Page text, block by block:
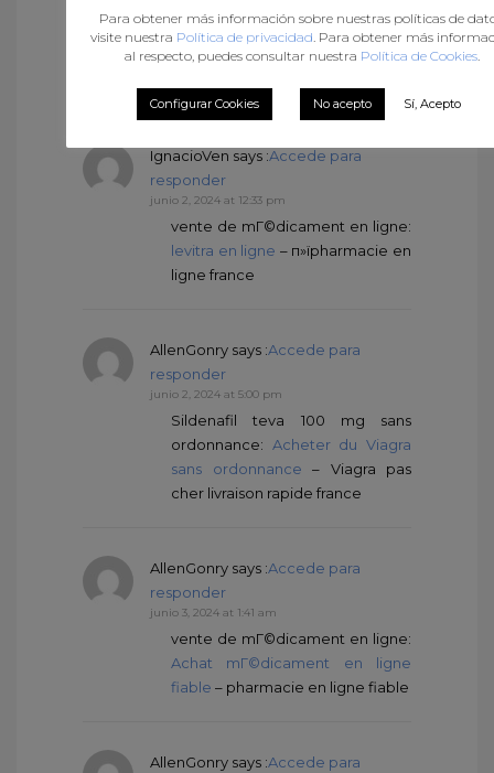
поступление в университет или
старт успешной карьеры.
IgnacioVen says :Accede para
responder
junio 2, 2024 at 12:33 pm
vente de mГ©dicament en ligne:
levitra en ligne – п»їpharmacie en
ligne france
AllenGonry says :Accede para
responder
junio 2, 2024 at 5:00 pm
Sildenafil teva 100 mg sans
ordonnance: Acheter du Viagra
sans ordonnance – Viagra pas
cher livraison rapide france
AllenGonry says :Accede para
responder
junio 3, 2024 at 1:41 am
vente de mГ©dicament en ligne:
Achat mГ©dicament en ligne
fiable – pharmacie en ligne fiable
AllenGonry says :Accede para
Para obtener más información sobre nuestras políticas de
visite nuestra Política de privacidad . Para obtener más
al respecto, puedes consultar nuestra Política de Cookies
Configurar Cookies No acepto Sí, Acepto